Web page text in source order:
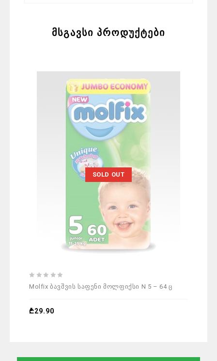
მსგავსი პროდუქტები
SOLD OUT
5
Molfix ბავშვის საფენი მოლფიქსი N 5 – 64 ც
₾29.90